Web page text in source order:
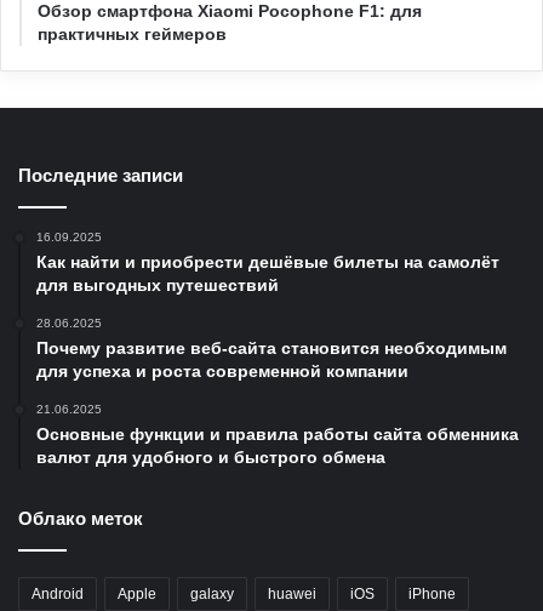
Обзор смартфона Xiaomi Pocophone F1: для
практичных геймеров
Последние записи
16.09.2025
Как найти и приобрести дешёвые билеты на самолёт
для выгодных путешествий
28.06.2025
Почему развитие веб-сайта становится необходимым
для успеха и роста современной компании
21.06.2025
Основные функции и правила работы сайта обменника
валют для удобного и быстрого обмена
Облако меток
Android Apple galaxy huawei iOS iPhone